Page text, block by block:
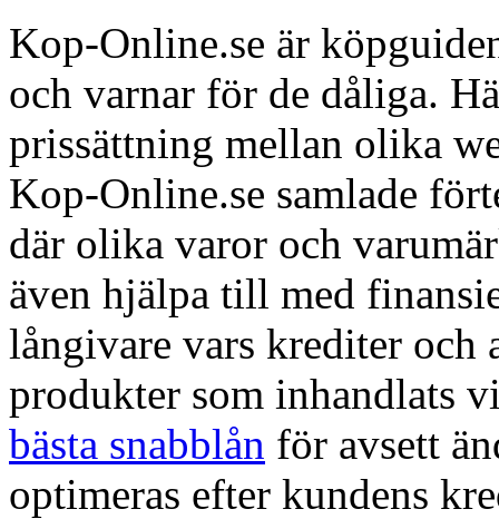
Kop-Online.se är
och varnar för de dåliga.
prissättning mellan olika
Kop-Online.se samlade
där olika varor och
även hjälpa till med
långivare vars krediter och
produkter som inhandlats
bästa snabblån för avsett
optimeras efter kundens